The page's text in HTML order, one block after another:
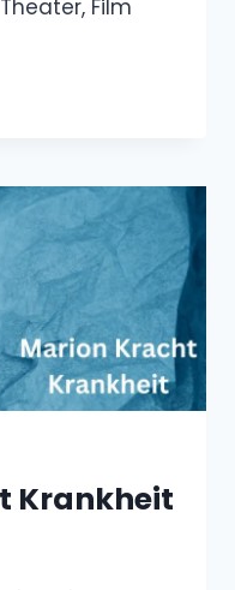
Schauspielerin
der Jahre mit